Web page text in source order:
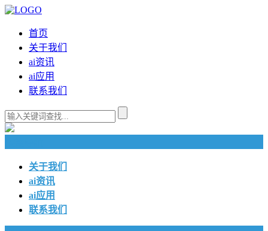
首页
关于我们
ai资讯
ai应用
联系我们
关于我们
ai资讯
ai应用
联系我们